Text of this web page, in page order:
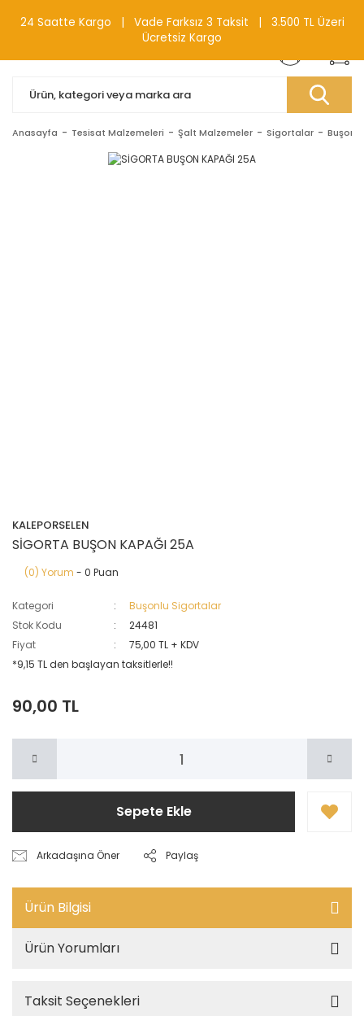
0(212) 240 87 88
Anasayfa Tesisat Malzemeleri Şalt Malzemeler Sigortalar
KALEPORSELEN
SİGORTA BUŞON KAPAĞI 25A
(0) Yorum - 0 Puan
Kategori
Buşonlu Sigortalar
Stok Kodu
24481
Fiyat
75,00 TL + KDV
*9,15 TL den başlayan taksitlerle!!
90,00 TL
Sepete Ekle
Arkadaşına Öner Paylaş
Ürün Bilgisi
Ürün Yorumları
Taksit Seçenekleri
24 Saatte Kargo | Vade Farksız 3 Taksit | 3.500 TL Üzeri
Ücretsiz Kargo